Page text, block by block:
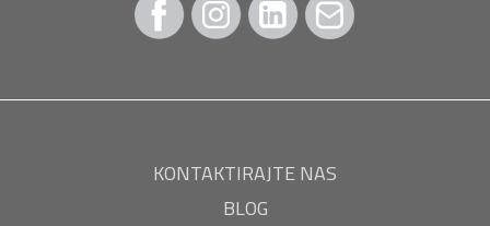
KONTAKTIRAJTE NAS
BLOG